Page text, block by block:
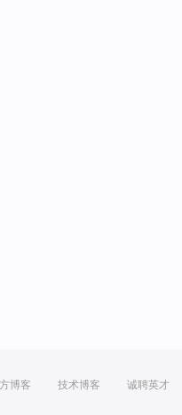
博客 技术博客 诚聘英才